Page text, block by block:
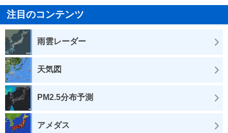
注目のコンテンツ
雨雲レーダー
天気図
PM2.5分布予測
アメダス